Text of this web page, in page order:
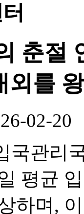
춘절
외를
02-20
국관리
평균
하며,